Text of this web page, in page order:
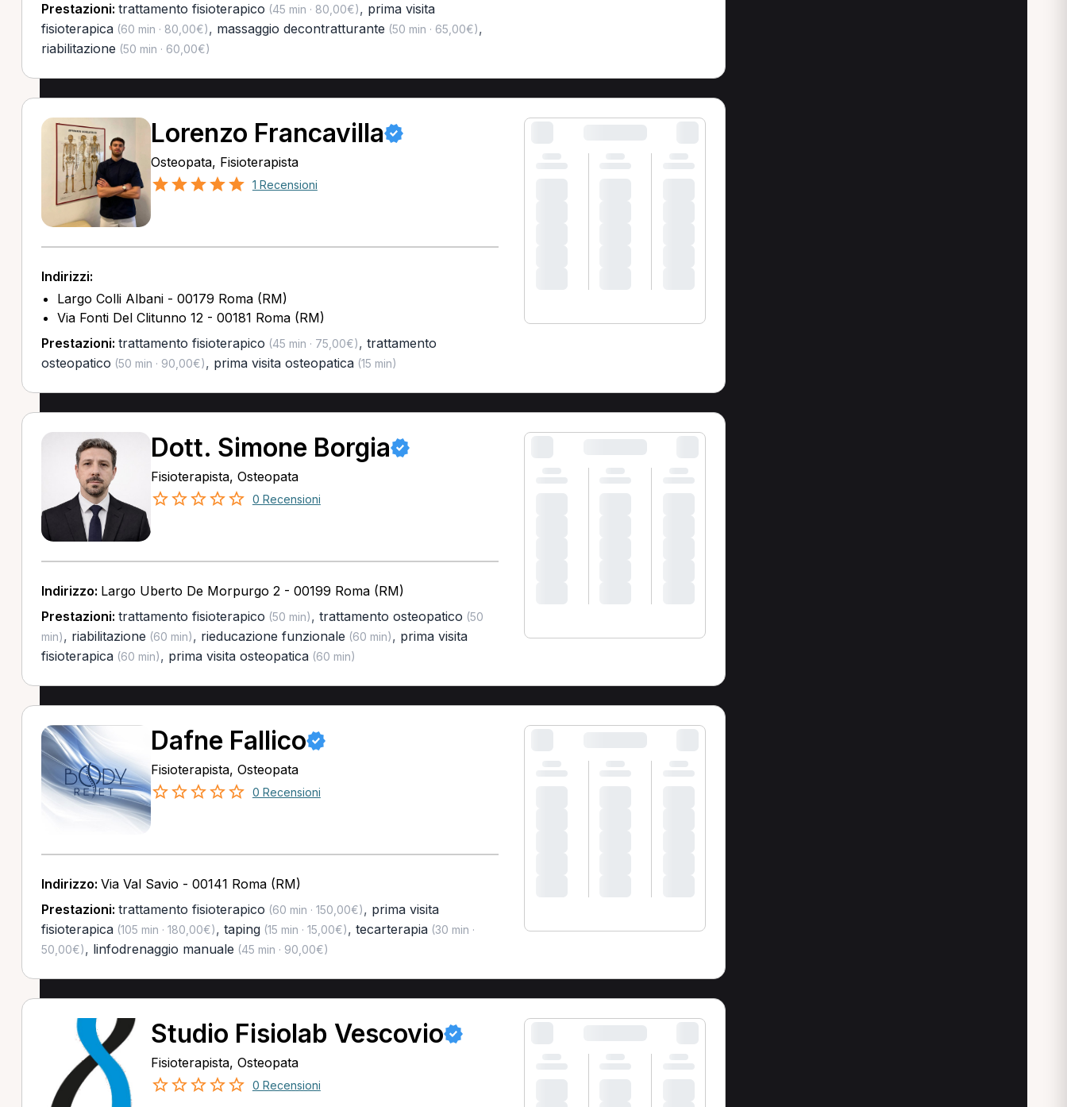
Prestazioni: trattamento fisioterapico (45 min · 80,00€), prima visita
fisioterapica(60 min · 80,00€), massaggio decontratturante (50 min · 65,00€),
riabilitazione (50 min · 60,00€)
Lorenzo Francavilla
Osteopata, Fisioterapista
1 Recensioni
Indirizzi:
Largo Colli Albani - 00179 Roma (RM)
Via Fonti Del Clitunno 12 - 00181 Roma (RM)
Prestazioni: trattamento fisioterapico (45 min · 75,00€), trattamento
osteopatico (50 min · 90,00€), prima visita osteopatica(15 min)
Dott. Simone Borgia
Fisioterapista, Osteopata
0 Recensioni
Indirizzo: Largo Uberto De Morpurgo 2 - 00199 Roma (RM)
Prestazioni: trattamento fisioterapico (50 min), trattamento osteopatico (50
min), riabilitazione (60 min), rieducazione funzionale (60 min), prima visita
fisioterapica(60 min), prima visita osteopatica(60 min)
Dafne Fallico
Fisioterapista, Osteopata
0 Recensioni
Indirizzo: Via Val Savio - 00141 Roma (RM)
Prestazioni: trattamento fisioterapico (60 min · 150,00€), prima visita
fisioterapica(105 min · 180,00€), taping(15 min · 15,00€), tecarterapia(30 min ·
50,00€), linfodrenaggio manuale (45 min · 90,00€)
Studio Fisiolab Vescovio
Fisioterapista, Osteopata
0 Recensioni